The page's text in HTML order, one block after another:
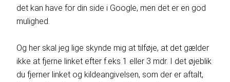
det kan have for din side i Google, men det er en god
mulighed.
Og her skal jeg lige skynde mig at tilføje, at det gælder
ikke at fjerne linket efter f.eks 1 eller 3 mdr. I det øjeblik
du fjerner linket og kildeangivelsen, som der er aftalt,